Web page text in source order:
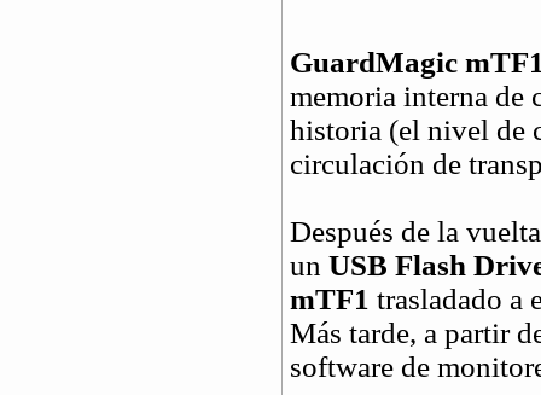
GuardMagic
memoria interna de
historia (el nivel de
circulación de
Después de la
un USB Flash
mTF1 trasladado a
Más tarde, a partir
software de